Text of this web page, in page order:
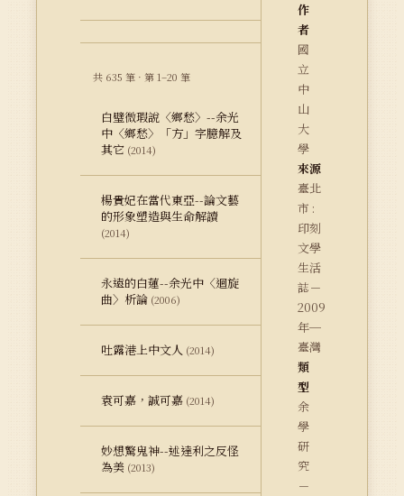
共 635 筆 · 第 1–20 筆
白璧微瑕說〈鄉愁〉--余光
中〈鄉愁〉「方」字臆解及
其它 (2014)
楊貴妃在當代東亞--論文藝
的形象塑造與生命解讀
(2014)
永遠的白蓮--余光中〈迴旋
曲〉析論 (2006)
吐露港上中文人 (2014)
袁可嘉，誠可嘉 (2014)
妙想驚鬼神--述達利之反怪
為美 (2013)
作
者
國
立
中
山
大
學
來源
臺北
市 :
印刻
文學
生活
誌－
2009
年─
臺灣
類
型
余
學
研
究
－